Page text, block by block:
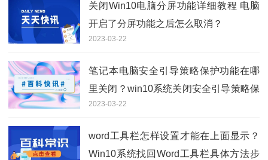
关闭Win10电脑分屏功能详细教程 电脑
开启了分屏功能之后怎么取消？
2023-03-22
笔记本电脑安全引导策略保护功能在哪
里关闭？win10系统关闭安全引导策略保
护方法教程
2023-03-22
word工具栏怎样设置才能在上面显示？
Win10系统找回Word工具栏具体方法步